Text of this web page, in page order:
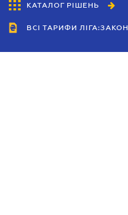
КАТАЛОГ РІШЕНЬ
ВСІ ТАРИФИ ЛІГА:ЗАКОН